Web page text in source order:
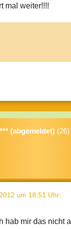
mal weiter!!!!
(abgemeldet) (26)
um 18:51 Uhr:
hab mir das nicht